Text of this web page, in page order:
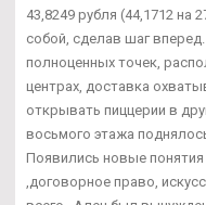
43,8249 рубля (44,1712 на
собой, сделав шаг
полноценных точек,
центрах, доставка
открывать пиццерии в
восьмого этажа
Появились новые понятия
,договорное право,